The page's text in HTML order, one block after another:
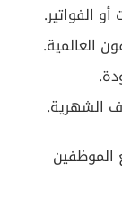
الفواتير.
العالمية.
الشهرية.
الموظفين